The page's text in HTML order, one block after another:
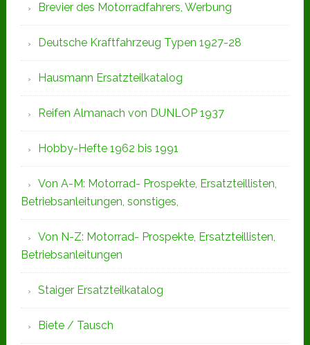
Brevier des Motorradfahrers, Werbung
Deutsche Kraftfahrzeug Typen 1927-28
Hausmann Ersatzteilkatalog
Reifen Almanach von DUNLOP 1937
Hobby-Hefte 1962 bis 1991
Von A-M: Motorrad- Prospekte, Ersatzteillisten,
Betriebsanleitungen, sonstiges,
Von N-Z: Motorrad- Prospekte, Ersatzteillisten,
Betriebsanleitungen
Staiger Ersatzteilkatalog
Biete / Tausch